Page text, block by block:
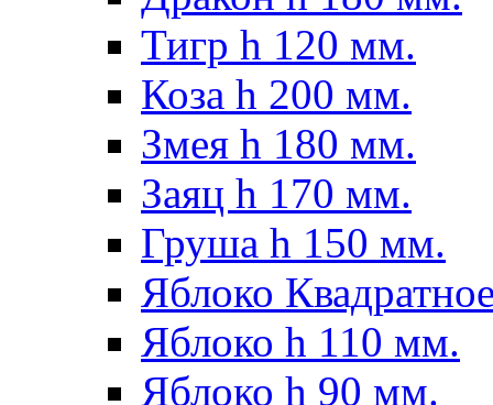
Тигр h 120 мм.
Коза h 200 мм.
Змея h 180 мм.
Заяц h 170 мм.
Груша h 150 мм.
Яблоко
Яблоко h 110 мм.
Яблоко h 90 мм.